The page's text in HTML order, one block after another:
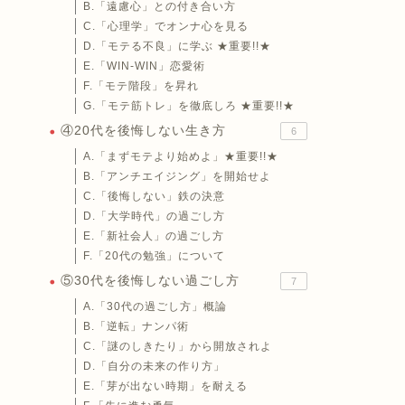
B.「遠慮心」との付き合い方
C.「心理学」でオンナ心を見る
D.「モテる不良」に学ぶ ★重要!!★
E.「WIN-WIN」恋愛術
F.「モテ階段」を昇れ
G.「モテ筋トレ」を徹底しろ ★重要!!★
④20代を後悔しない生き方 6
A.「まずモテより始めよ」★重要!!★
B.「アンチエイジング」を開始せよ
C.「後悔しない」鉄の決意
D.「大学時代」の過ごし方
E.「新社会人」の過ごし方
F.「20代の勉強」について
⑤30代を後悔しない過ごし方 7
A.「30代の過ごし方」概論
B.「逆転」ナンパ術
C.「謎のしきたり」から開放されよ
D.「自分の未来の作り方」
E.「芽が出ない時期」を耐える